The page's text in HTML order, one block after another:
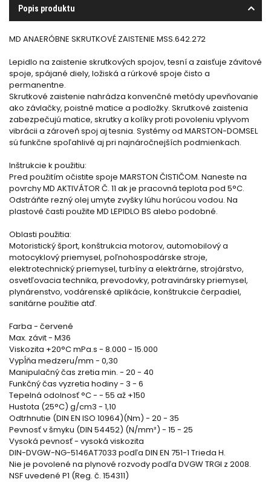
Popis produktu
MD ANAERÓBNE SKRUTKOVÉ ZAISTENIE MSS.642.272
Lepidlo na zaistenie skrutkových spojov, tesní a zaisťuje závitové
spoje, spájané diely, ložiská a rúrkové spoje čisto a
permanentne.
Skrutkové zaistenie nahrádza konvenčné metódy upevňovanie
ako závlačky, poistné matice a podložky. Skrutkové zaistenia
zabezpečujú matice, skrutky a kolíky proti povoleniu vplyvom
vibrácii a zároveň spoj aj tesnia. Systémy od MARSTON-DOMSEL
sú funkčne spoľahlivé aj pri najnáročnejších podmienkach.
Inštrukcie k použitiu:
Pred použitím očistite spoje MARSTON ČISTIČOM. Naneste na
povrchy MD AKTIVÁTOR Č. 11 ak je pracovná teplota pod 5°C.
Odstráňte rezný olej umyte zvyšky lúhu horúcou vodou. Na
plastové časti použite MD LEPIDLO BS alebo podobné.
Oblasti použitia:
Motoristický šport, konštrukcia motorov, automobilový a
motocyklový priemysel, poľnohospodárske stroje,
elektrotechnický priemysel, turbíny a elektrárne, strojárstvo,
osvetľovacia technika, prevodovky, potravinársky priemysel,
plynárenstvo, vodárenské aplikácie, konštrukcie čerpadiel,
sanitárne použitie atď.
Farba - červené
Max. závit - M36
Viskozita +20°C mPa.s - 8.000 - 15.000
Vypĺňa medzeru/mm - 0,30
Manipulačný čas zretia min. - 20 - 40
Funkčný čas vyzretia hodiny - 3 - 6
Tepelná odolnosť °C - - 55 až +150
Hustota (25°C) g/cm3 - 1,10
Odtrhnutie (DIN EN ISO 10964)(Nm) - 20 - 35
Pevnosť v šmyku (DIN 54452) (N/mm²) - 15 - 25
Vysoká pevnosť - vysoká viskozita
DIN-DVGW-NG-5146AT7033 podľa DIN EN 751-1 Trieda H.
Nie je povolené na plynové rozvody podľa DVGW TRGI z 2008.
NSF uvedené P1 (Reg. č. 154311)